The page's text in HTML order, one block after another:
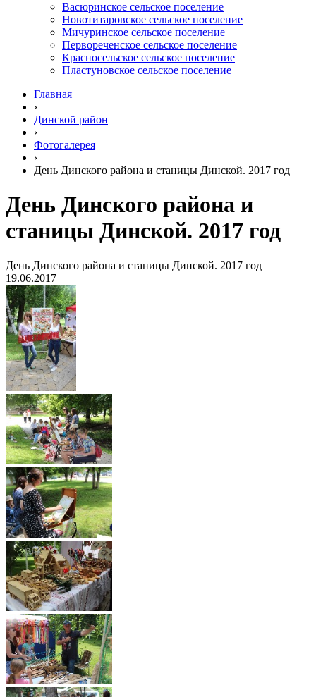
Васюринское сельское поселение
Новотитаровское сельское поселение
Мичуринское сельское поселение
Первореченское сельское поселение
Красносельское сельское поселение
Пластуновское сельское поселение
Главная
›
Динской район
›
Фотогалерея
›
День Динского района и станицы Динской. 2017 год
День Динского района и
станицы Динской. 2017 год
День Динского района и станицы Динской. 2017 год
19.06.2017